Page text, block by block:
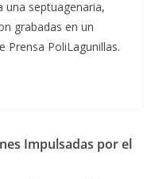
septuagenaria,
grabadas en un
Prensa PoliLagunillas.
Impulsadas por el